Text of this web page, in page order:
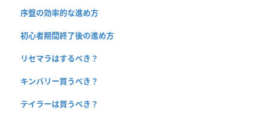
序盤の効率的な進め方
初心者期間終了後の進め方
リセマラはするべき？
キンバリー買うべき？
テイラーは買うべき？